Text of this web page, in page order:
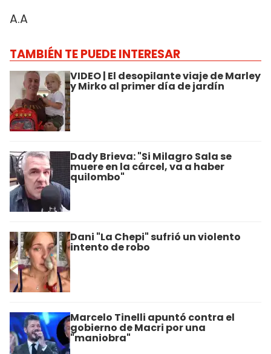
A.A
TAMBIÉN TE PUEDE INTERESAR
VIDEO | El desopilante viaje de Marley
y Mirko al primer día de jardín
Dady Brieva: "Si Milagro Sala se
muere en la cárcel, va a haber
quilombo"
Dani "La Chepi" sufrió un violento
intento de robo
Marcelo Tinelli apuntó contra el
gobierno de Macri por una
"maniobra"